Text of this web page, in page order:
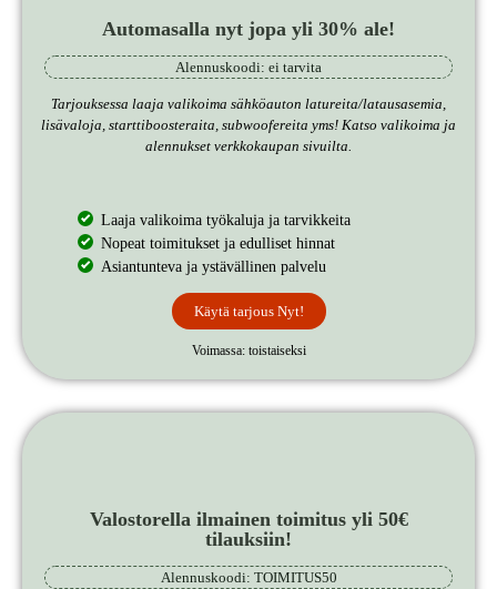
Automasalla nyt jopa yli 30% ale!
Alennuskoodi: ei tarvita
Tarjouksessa laaja valikoima sähköauton latureita/latausasemia,
lisävaloja, starttiboosteraita, subwoofereita yms! Katso valikoima ja
alennukset verkkokaupan sivuilta.
Laaja valikoima työkaluja ja tarvikkeita
Nopeat toimitukset ja edulliset hinnat
Asiantunteva ja ystävällinen palvelu
Käytä tarjous Nyt!
Voimassa: toistaiseksi
Valostorella ilmainen toimitus yli 50€
tilauksiin!
Alennuskoodi: TOIMITUS50